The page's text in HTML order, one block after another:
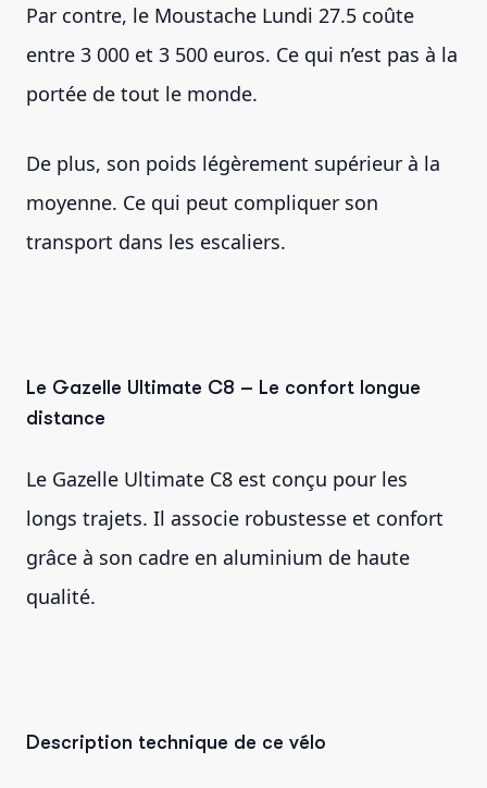
Par contre, le Moustache Lundi 27.5 coûte
entre 3 000 et 3 500 euros. Ce qui n’est pas à la
portée de tout le monde.
De plus, son poids légèrement supérieur à la
moyenne. Ce qui peut compliquer son
transport dans les escaliers.
Le Gazelle Ultimate C8 – Le confort longue
distance
Le Gazelle Ultimate C8 est conçu pour les
longs trajets. Il associe robustesse et confort
grâce à son cadre en aluminium de haute
qualité.
Description technique de ce vélo